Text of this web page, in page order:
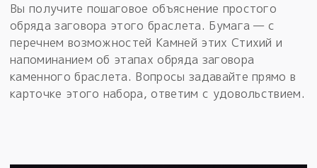
Вы получите пошаговое объяснение простого
обряда заговора этого браслета. Бумага — с
перечнем возможностей Камней этих Стихий и
напоминанием об этапах обряда заговора
каменного браслета. Вопросы задавайте прямо в
карточке этого набора, ответим с удовольствием.